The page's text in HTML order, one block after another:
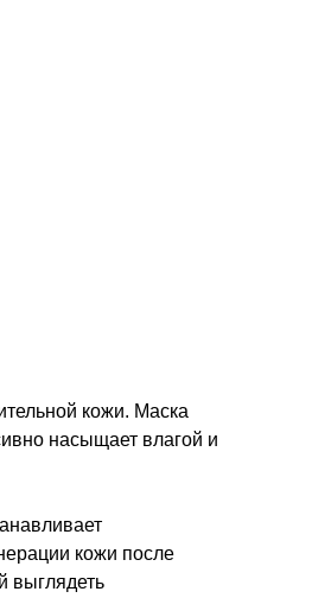
кожи. Маска
насыщает влагой и
кожи после
выглядеть